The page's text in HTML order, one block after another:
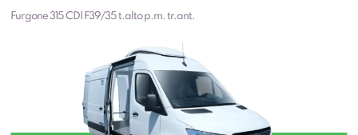
Furgone 315 CDI F39/35 t.alto p.m. tr.ant.